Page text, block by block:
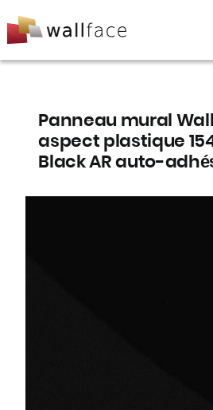
to
Panneau mural
aspect plastique
Black AR auto-